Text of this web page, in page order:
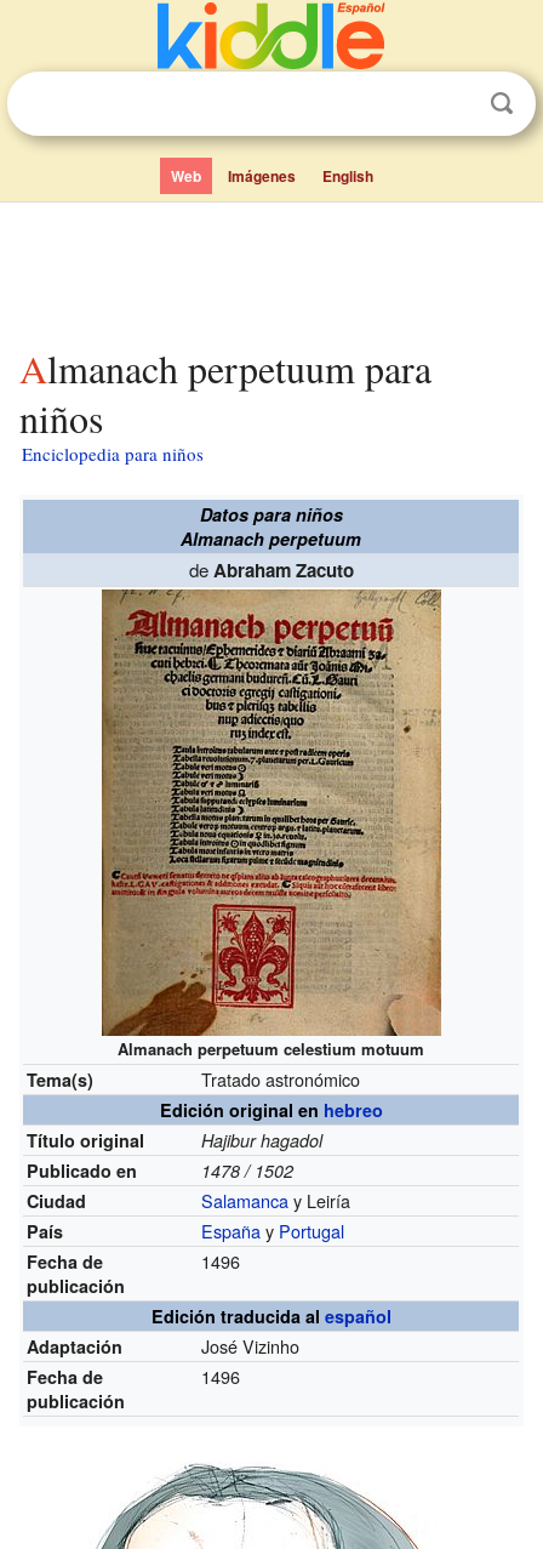
Web Imágenes English
Almanach perpetuum para
niños
Enciclopedia para niños
Datos para niños
Almanach perpetuum
de Abraham Zacuto
Almanach perpetuum celestium motuum
Tema(s) Tratado astronómico
Edición original en hebreo
Título original
Hajibur hagadol
Publicado en
1478 / 1502
Ciudad
Salamancay Leiría
País Españay Portugal
Fecha de
publicación
1496
Edición traducida al español
Adaptación
José Vizinho
Fecha de
publicación
1496